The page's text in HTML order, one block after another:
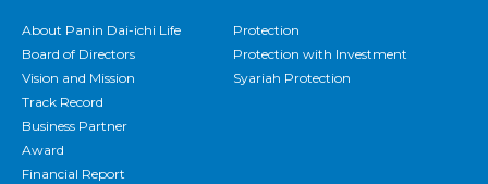
About Panin Dai-ichi Life
Board of Directors
Vision and Mission
Track Record
Business Partner
Award
Financial Report
Protection
Protection with Investment
Syariah Protection